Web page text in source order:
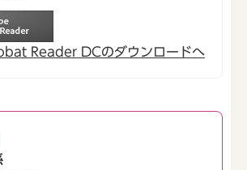
Reader DCのダウンロードへ